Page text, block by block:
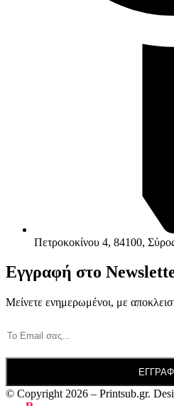
Πετροκοκίνου 4, 84100,
Εγγραφή στο
Μείνετε ενημερωμένοι, με
© Copyright 2026 – Printsub.gr.